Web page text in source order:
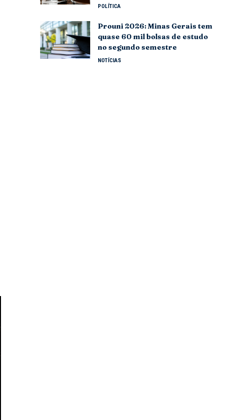
POLÍTICA
Prouni 2026: Minas Gerais tem
quase 60 mil bolsas de estudo
no segundo semestre
NOTÍCIAS